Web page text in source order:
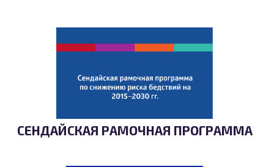
СЕНДАЙСКАЯ РАМОЧНАЯ ПРОГРАММА